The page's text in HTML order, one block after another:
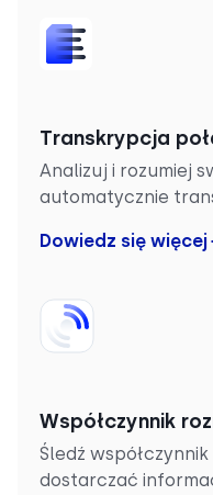
Transkrypcja
Analizuj i rozumiej
automatycznie
Dowiedz się więcej
Współczynnik
Śledź
dostarczać